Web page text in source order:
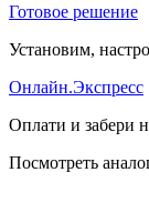
Готовое решение
Установим,
Онлайн.Экспресс
Оплати и забери
Посмотреть